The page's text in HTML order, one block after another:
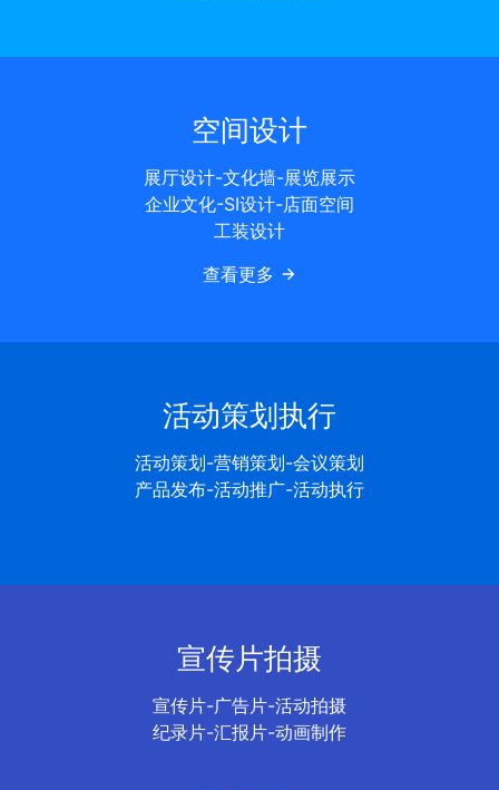
空间设计
展厅设计-文化墙-展览展示
企业文化-SI设计-店面空间
工装设计
查看更多
活动策划执行
活动策划-营销策划-会议策划
产品发布-活动推广-活动执行
宣传片拍摄
宣传片-广告片-活动拍摄
纪录片-汇报片-动画制作